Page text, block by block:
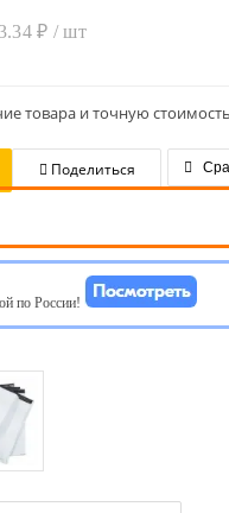
3.34 ₽ / шт
товара и точную
Поделиться
по России!